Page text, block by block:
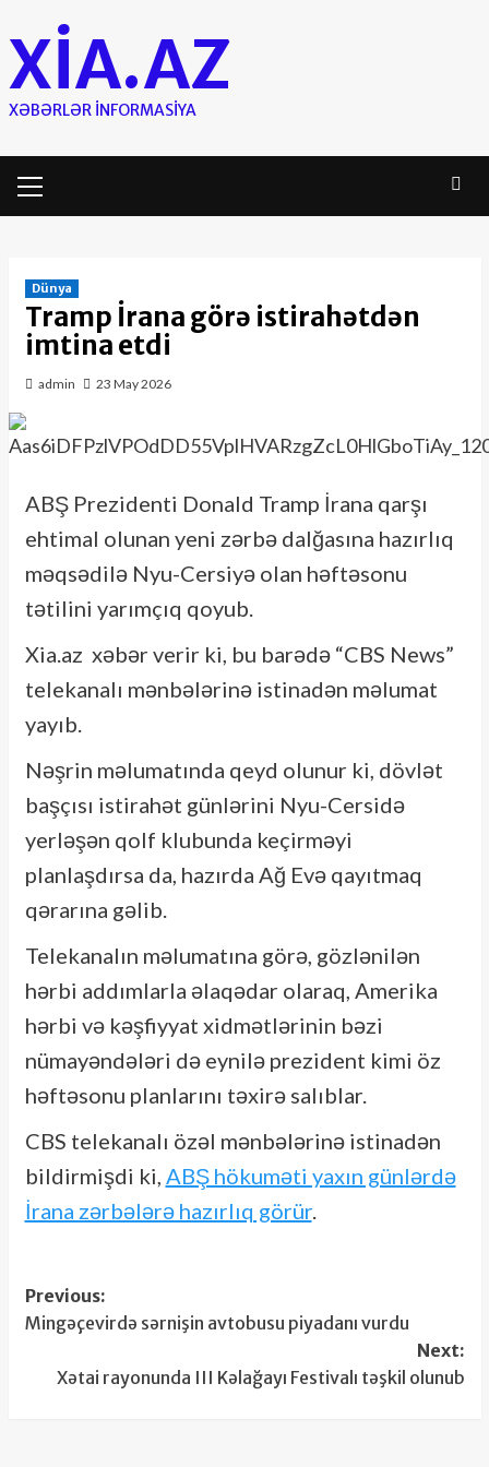
to
content
XIA.AZ
XƏBƏRLƏR INFORMASIYA
Menu
Dünya
Tramp İrana görə istirahətdən
imtina etdi
admin 23 May 2026
ABŞ Prezidenti Donald Tramp İrana qarşı
ehtimal olunan yeni zərbə dalğasına hazırlıq
məqsədilə Nyu-Cersiyə olan həftəsonu
tətilini yarımçıq qoyub.
Xia.az xəbər verir ki, bu barədə “CBS News”
telekanalı mənbələrinə istinadən məlumat
yayıb.
Nəşrin məlumatında qeyd olunur ki, dövlət
başçısı istirahət günlərini Nyu-Cersidə
yerləşən qolf klubunda keçirməyi
planlaşdırsa da, hazırda Ağ Evə qayıtmaq
qərarına gəlib.
Telekanalın məlumatına görə, gözlənilən
hərbi addımlarla əlaqədar olaraq, Amerika
hərbi və kəşfiyyat xidmətlərinin bəzi
nümayəndələri də eynilə prezident kimi öz
həftəsonu planlarını təxirə salıblar.
CBS telekanalı özəl mənbələrinə istinadən
bildirmişdi ki, ABŞ hökuməti yaxın günlərdə
İrana zərbələrə hazırlıq görür.
Post
navigation
Previous:
Mingəçevirdə sərnişin avtobusu piyadanı vurdu
Next:
Xətai rayonunda III Kəlağayı Festivalı təşkil olunub